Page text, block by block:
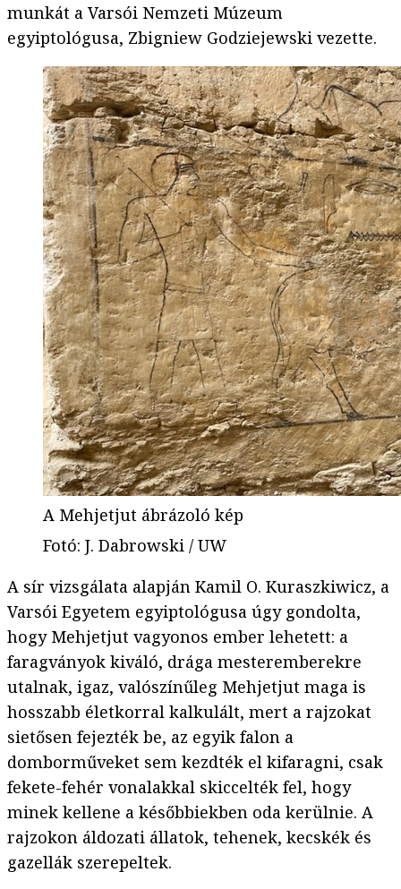
munkát a Varsói Nemzeti Múzeum
egyiptológusa, Zbigniew Godziejewski vezette.
A Mehjetjut ábrázoló kép
Fotó: J. Dabrowski / UW
A sír vizsgálata alapján Kamil O. Kuraszkiwicz, a
Varsói Egyetem egyiptológusa úgy gondolta,
hogy Mehjetjut vagyonos ember lehetett: a
faragványok kiváló, drága mesteremberekre
utalnak, igaz, valószínűleg Mehjetjut maga is
hosszabb életkorral kalkulált, mert a rajzokat
sietősen fejezték be, az egyik falon a
domborműveket sem kezdték el kifaragni, csak
fekete-fehér vonalakkal skiccelték fel, hogy
minek kellene a későbbiekben oda kerülnie. A
rajzokon áldozati állatok, tehenek, kecskék és
gazellák szerepeltek.